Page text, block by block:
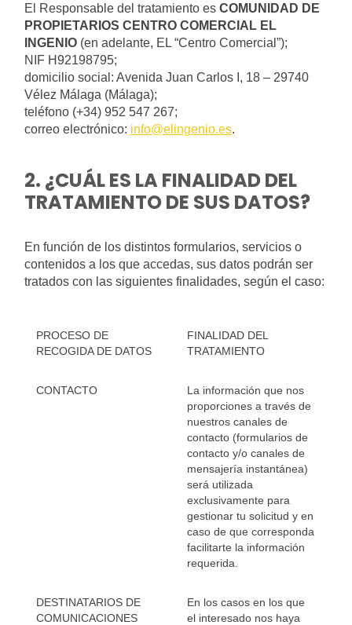
El Responsable del tratamiento es COMUNIDAD DE
PROPIETARIOS CENTRO COMERCIAL EL
INGENIO (en adelante, EL “Centro Comercial”);
NIF H92198795;
domicilio social: Avenida Juan Carlos I, 18 – 29740
Vélez Málaga (Málaga);
teléfono (+34) 952 547 267;
correo electrónico: info@elingenio.es.
2. ¿CUÁL ES LA FINALIDAD DEL
TRATAMIENTO DE SUS DATOS?
En función de los distintos formularios, servicios o
contenidos a los que accedas, sus datos podrán ser
tratados con las siguientes finalidades, según el caso:
PROCESO DE
RECOGIDA DE DATOS
FINALIDAD DEL
TRATAMIENTO
CONTACTO
La información que nos
proporciones a través de
nuestros canales de
contacto (formularios de
contacto y/o canales de
mensajería instantánea)
será utilizada
exclusivamente para
gestionar tu solicitud y en
caso de que corresponda
facilitarte la información
requerida.
DESTINATARIOS DE
COMUNICACIONES
En los casos en los que
el interesado nos haya